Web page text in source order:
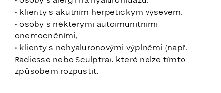
• klienty s akutním herpetickým výsevem,
• osoby s některými autoimunitními
onemocněními,
• klienty s nehyaluronovými výplněmi (např.
Radiesse nebo Sculptra), které nelze tímto
způsobem rozpustit.